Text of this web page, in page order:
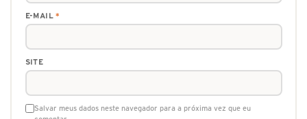
E-MAIL*
SITE
Salvar meus dados neste navegador para a próxima vez que eu